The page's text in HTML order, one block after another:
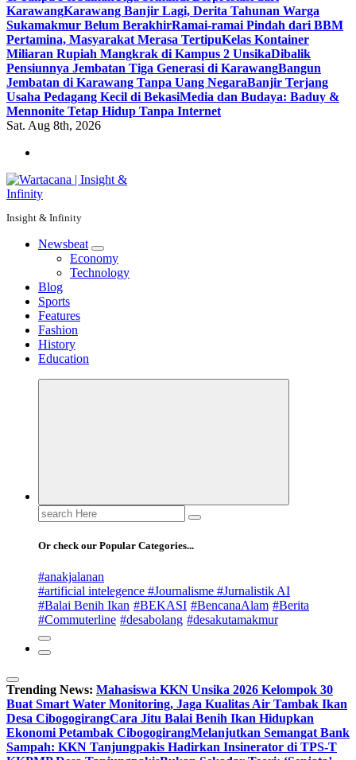
KarawangKarawang Banjir Lagi, Derita Tahunan Warga
Sukamakmur Belum BerakhirRamai-ramai Pindah dari BBM
Pertamina, Masyarakat Merasa TertipuKelas Kontainer
Miliaran Rupiah Mangkrak di Kampus 2 UnsikaDibalik
Pensiunnya Jembatan Tiga Generasi di KarawangBangun
Jembatan di Karawang Tanpa Uang NegaraBanjir Terjang
Usaha Pedagang Kecil di BekasiMedia dan Budaya: Baduy &
Mennonite Tetap Hidup Tanpa Internet
Sat. Aug 8th, 2026
Insight & Infinity
Newsbeat
Economy
Technology
Blog
Sports
Features
Fashion
History
Education
Search
for:
Or check our Popular Categories...
#anakjalanan
#artificial intelegence #Journalisme #Jurnalistik AI
#Balai Benih Ikan #BEKASI #BencanaAlam #Berita
#Commuterline #desabolang #desakutamakmur
Trending News: Mahasiswa KKN Unsika 2026 Kelompok 30
Buat Smart Water Monitoring, Jaga Kualitas Air Tambak Ikan
Desa CibogogirangCara Jitu Balai Benih Ikan Hidupkan
Ekonomi Petambak CibogogirangMelanjutkan Semangat Bank
Sampah: KKN Tanjungpakis Hadirkan Insinerator di TPS-T